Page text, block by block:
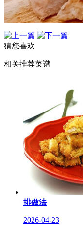
猜您喜欢
相关推荐菜谱
排做法
2026-04-23